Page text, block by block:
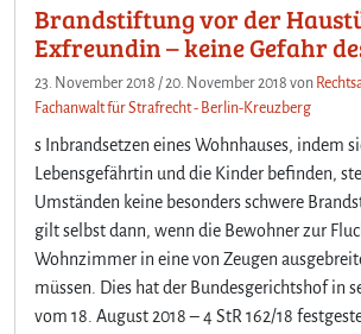
Brandstiftung vor der
Exfreundin – keine Gefahr
23. November 2018 /20. November 2018 von
Fachanwalt für Strafrecht - Berlin-Kreuzberg
s Inbrandsetzen eines Wohnhauses, indem
Lebensgefährtin und die Kinder befinden,
Umständen keine besonders schwere
gilt selbst dann, wenn die Bewohner zur
Wohnzimmer in eine von Zeugen
müssen. Dies hat der Bundesgerichtshof in
vom 18. August 2018 – 4 StR 162/18